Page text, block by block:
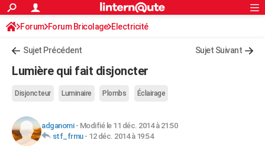
ACTUALITÉS
Politique
Société
Faits Divers
Education
Monde
Villes
+
Essais
Réserver un essai
Citadines
Berlines
SUV
Forum auto
+HIGH-TECH
S'inscrire
Connexion
Forum Forum Bricolage Electricité
Sujet Précédent Sujet Suivant
Lumière qui fait disjoncter
Disjoncteur Luminaire Plombs Éclairage
adganomi- Modifié le 11 déc. 2014 à 21:50
stf_frmu- 12 déc. 2014 à 19:54